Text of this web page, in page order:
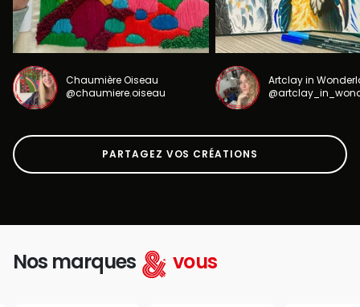
Chaumière Oiseau
@chaumiere.oiseau
Artclay in
PARTAGEZ VOS CRÉATIONS
Nos marques vous